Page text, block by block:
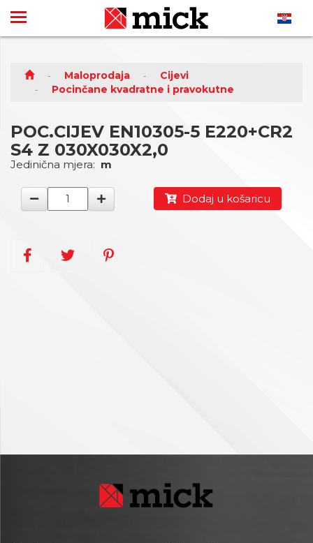
Maloprodaja
Cijevi
Pocinčane kvadratne i pravokutne
POC.CIJEV EN10305-5 E220+CR2
S4 Z 030X030X2,0
Jedinična mjera: m
Dodaj u košaricu